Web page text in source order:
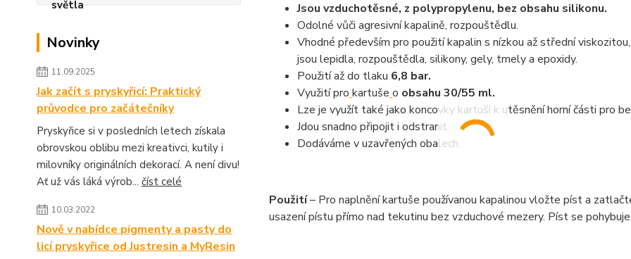
Novinky
11.09.2025
Jak začít s pryskyřicí: Praktický
průvodce pro začátečníky
Pryskyřice si v posledních letech získala
obrovskou oblibu mezi kreativci, kutily i
milovníky originálních dekorací. A není divu!
Ať už vás láká výrob... číst celé
10.03.2022
Nově v nabídce pigmenty a pasty do
licí pryskyřice od Justresin a MyResin
Jsou vzduchotěsné, z polypropylenu, bez obsahu silikonu.
Odolné vůči agresivní kapalině, rozpouštědlu.
Vhodné především pro použití kapalin s nízkou až střední
jsou lepidla, rozpouštědla, silikony, gely, tmely a epoxidy.
Použití až do tlaku 6,8 bar.
Využití pro kartuše o obsahu 30/55 ml.
Lze je využít také jako koncovky kartuší k utěsnění horní části pro
Jdou snadno připojit i odstranit.
Dodáváme v uzavřených obalech.
Použití– Pro naplnění kartuše používanou kapalinou vložte píst a
usazení pístu přímo nad tekutinu bez vzduchové mezery. Píst se